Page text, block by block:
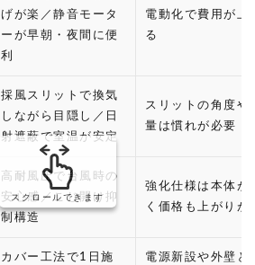
げが楽／静音モータ
ーが早朝・夜間に便
利
電動化で費用が上
る
採風スリットで換気
しながら目隠し／日
射遮蔽で室温が安定
スリットの角度や
量は慣れが必要
高耐風圧で台風時の
安心感／こじ開け抑
制構造
強化仕様は本体が
く価格も上がりが
カバー工法で1日施
電源新設や外壁と
スクロールできます